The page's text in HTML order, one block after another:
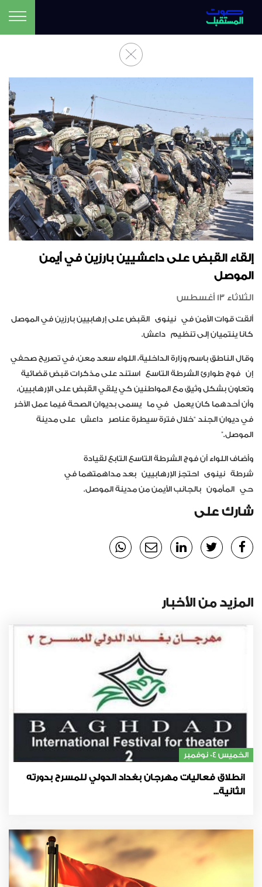
إلقاء القبض على داعشيين بارزين في أيمن
الموصل
الثلاثاء 13 أغسطس
ألقت قوات الأمن في نينوى القبض على إرهابيين بارزين في الموصل
كانا ينتميان إلى تنظيم داعش.
وقال الناطق باسم وزارة الداخلية، اللواء سعد معن، في تصريح صحفي
إن فوج طوارئ الشرطة التاسع استند على مذكرات قبض قضائية
وتعاون بشكل وثيق مع المواطنين كي يلقي القبض على الإرهابيين،
وأن أحدهما كان يعمل في ما يسمى بديوان الصحة فيما عمل الآخر
في ديوان الجند “خلال فترة سيطرة عناصر داعش على مدينة
الموصل.”
وأضاف اللواء أن فوج الشرطة التاسع التابع لقيادة
شرطة نينوى احتجز الإرهابيين بعد مداهمتهما في
حي المأمون بالجانب الأيمن من مدينة الموصل.
شارك على
المزيد من الأخبار
الخميس 04 نوفمبر
انطلاق فعاليات مهرجان بغداد الدولي للمسرح بدورته
الثانية...